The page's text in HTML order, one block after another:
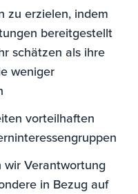
zu erzielen, indem
bereitgestellt
schätzen als ihre
weniger
vorteilhaften
wir Verantwortung
in Bezug auf